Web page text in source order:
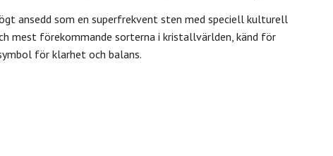
ansedd som en superfrekvent sten med speciell kulturell
mest förekommande sorterna i kristallvärlden, känd för
för klarhet och balans.